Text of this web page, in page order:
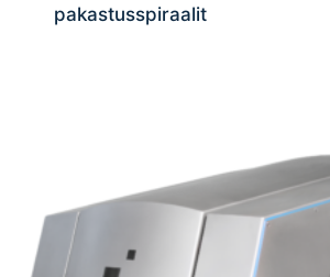
pakastusspiraalit